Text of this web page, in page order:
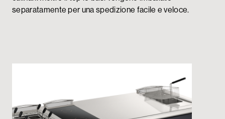
separatamente per una spedizione facile e veloce.